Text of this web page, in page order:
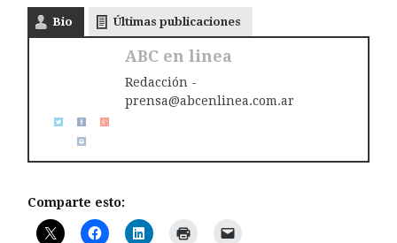
Bio Últimas publicaciones
ABC en linea
Redacción -
prensa@abcenlinea.com.ar
Comparte esto: